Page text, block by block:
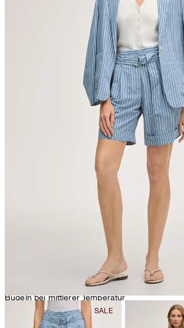
Bügeln bei mittlerer Temperatur